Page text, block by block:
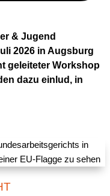
& Jugend
2026 in Augsburg
geleiteter Workshop
dazu einlud, in